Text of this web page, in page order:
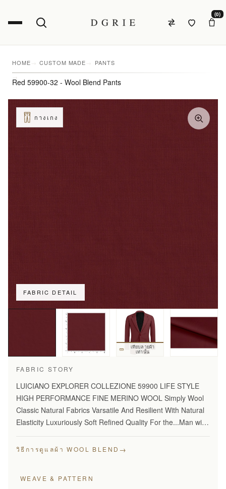
(0)
HOME CUSTOM MADE PANTS
Red 59900-32 - Wool Blend Pants
FABRIC DETAIL
กางเกง
เทียบลายผ้า
เท่านั้น
FABRIC STORY
LUICIANO EXPLORER COLLEZIONE 59900 LIFE STYLE
HIGH PERFORMANCE FINE MERINO WOOL Simply Wool
Classic Natural Fabrics Varsatile And Resilient With Natural
Elasticity Luxuriously Soft Refined Quality For the...Man with
Stylish…
วิธีการดูแลผ้า WOOL BLEND →
WEAVE & PATTERN